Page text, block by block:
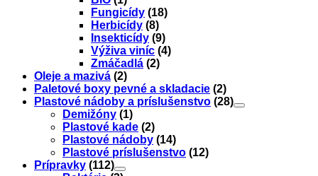
Fungicídy (18)
Herbicídy (8)
Insekticídy (9)
Výživa viníc (4)
Zmáčadlá (2)
Oleje a mazivá (2)
Paletové boxy pevné a skladacie (2)
Plastové nádoby a príslušenstvo (28)
Demižóny (1)
Plastové kade (2)
Plastové nádoby (14)
Plastové príslušenstvo (12)
Prípravky (112)